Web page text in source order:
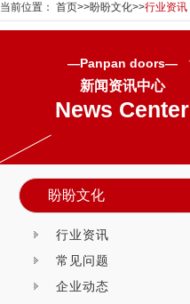
当前位置： 首页>>盼盼文化>>行业资讯
—Panpan doors—
新闻资讯中心
News Center
盼盼文化
行业资讯
常见问题
企业动态